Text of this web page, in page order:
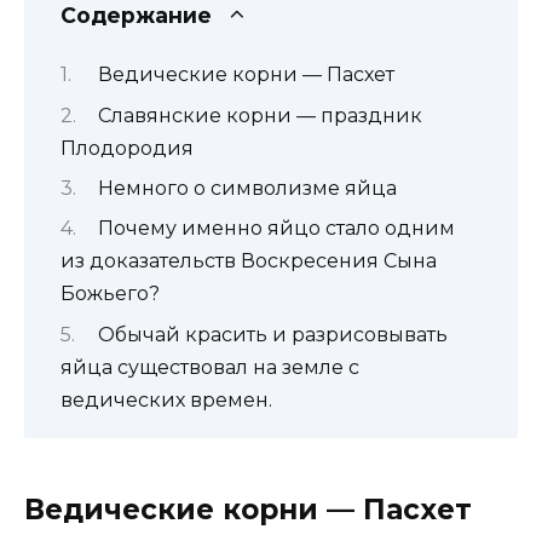
Содержание
Ведические корни — Пасхет
Славянские корни — праздник
Плодородия
Немного о символизме яйца
Почему именно яйцо стало одним
из доказательств Воскресения Сына
Божьего?
Обычай красить и разрисовывать
яйца существовал на земле с
ведических времен.
Ведические корни — Пасхет